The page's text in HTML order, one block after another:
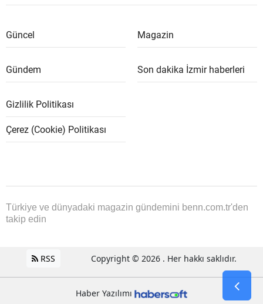
Güncel Magazin
Gündem Son dakika İzmir haberleri
Gizlilik Politikası
Çerez (Cookie) Politikası
Türkiye ve dünyadaki magazin gündemini benn.com.tr'den
takip edin
RSS Copyright © 2026 . Her hakkı saklıdır.
Haber Yazılımı